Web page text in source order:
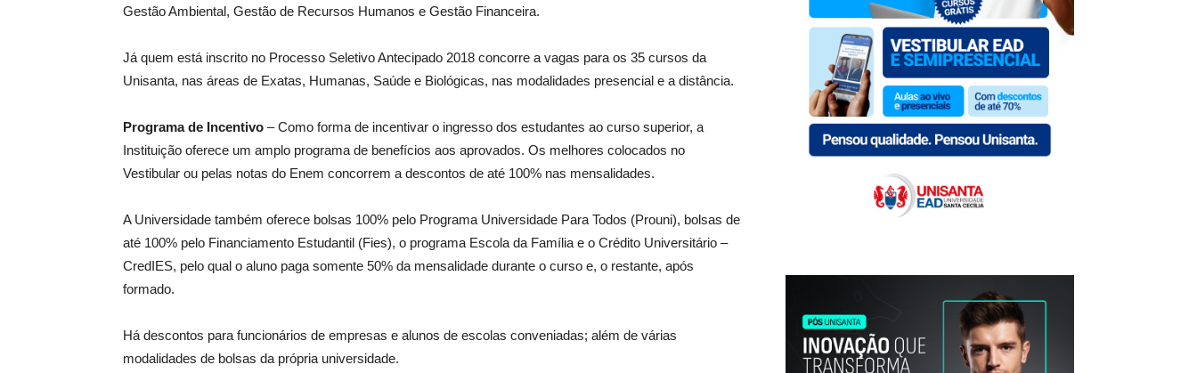
Gestão Ambiental, Gestão de Recursos Humanos e Gestão Financeira.
Já quem está inscrito no Processo Seletivo Antecipado 2018 concorre a vagas para os 35 cursos da
Unisanta, nas áreas de Exatas, Humanas, Saúde e Biológicas, nas modalidades presencial e a distância.
Programa de Incentivo – Como forma de incentivar o ingresso dos estudantes ao curso superior, a
Instituição oferece um amplo programa de benefícios aos aprovados. Os melhores colocados no
Vestibular ou pelas notas do Enem concorrem a descontos de até 100% nas mensalidades.
A Universidade também oferece bolsas 100% pelo Programa Universidade Para Todos (Prouni), bolsas de
até 100% pelo Financiamento Estudantil (Fies), o programa Escola da Família e o Crédito Universitário –
CredIES, pelo qual o aluno paga somente 50% da mensalidade durante o curso e, o restante, após
formado.
Há descontos para funcionários de empresas e alunos de escolas conveniadas; além de várias
modalidades de bolsas da própria universidade.